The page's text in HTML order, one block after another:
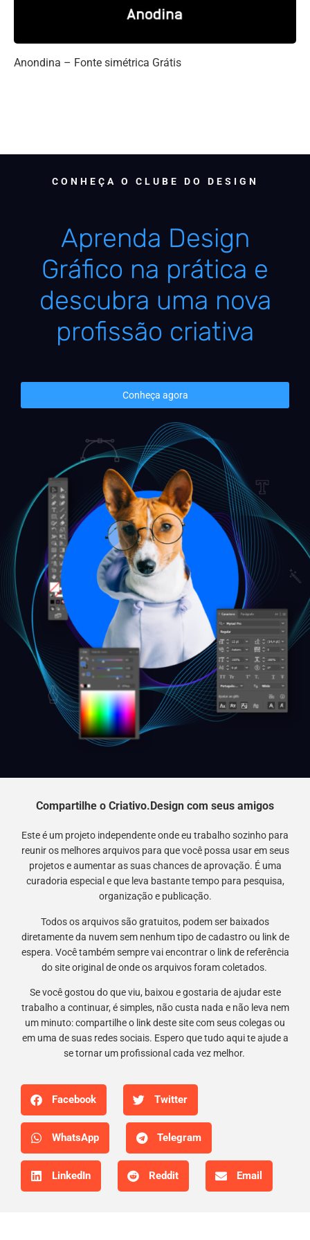
Anondina – Fonte simétrica Grátis
CONHEÇA O CLUBE DO DESIGN
Aprenda Design
Gráfico na prática e
descubra uma nova
profissão criativa
Conheça agora
Compartilhe o Criativo.Design com seus amigos
Este é um projeto independente onde eu trabalho sozinho para
reunir os melhores arquivos para que você possa usar em seus
projetos e aumentar as suas chances de aprovação. É uma
curadoria especial e que leva bastante tempo para pesquisa,
organização e publicação.
Todos os arquivos são gratuitos, podem ser baixados
diretamente da nuvem sem nenhum tipo de cadastro ou link de
espera. Você também sempre vai encontrar o link de referência
do site original de onde os arquivos foram coletados.
Se você gostou do que viu, baixou e gostaria de ajudar este
trabalho a continuar, é simples, não custa nada e não leva nem
um minuto: compartilhe o link deste site com seus colegas ou
em uma de suas redes sociais. Espero que tudo aqui te ajude a
se tornar um profissional cada vez melhor.
Facebook Twitter
WhatsApp Telegram
LinkedIn Reddit Email